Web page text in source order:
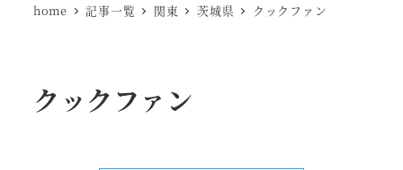
home 記事一覧 関東 茨城県 クックファン
クックファン